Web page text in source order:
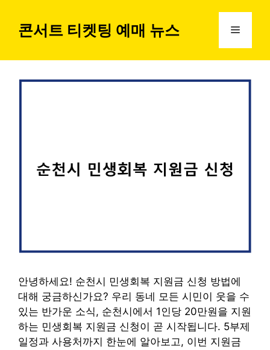
콘서트 티켓팅 예매 뉴스 메
안녕하세요! 순천시 민생회복 지원금 신청 방법에
대해 궁금하신가요? 우리 동네 모든 시민이 웃을 수
있는 반가운 소식, 순천시에서 1인당 20만원을 지원
하는 민생회복 지원금 신청이 곧 시작됩니다. 5부제
일정과 사용처까지 한눈에 알아보고, 이번 지원금